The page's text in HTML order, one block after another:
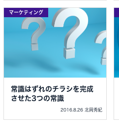
マーケティング
常識はずれのチラシを完成
させた3つの常識
2016.8.26 北岡秀紀